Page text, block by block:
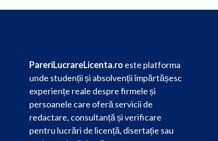
PareriLucrareLicenta.ro este platforma
unde studenții și absolvenții împărtășesc
experiențe reale despre firmele și
persoanele care oferă servicii de
redactare, consultanță și verificare
pentru lucrări de licență, disertație sau